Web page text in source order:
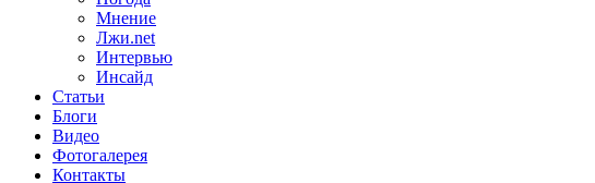
Мнение
Лжи.net
Интервью
Инсайд
Статьи
Блоги
Видео
Фотогалерея
Контакты